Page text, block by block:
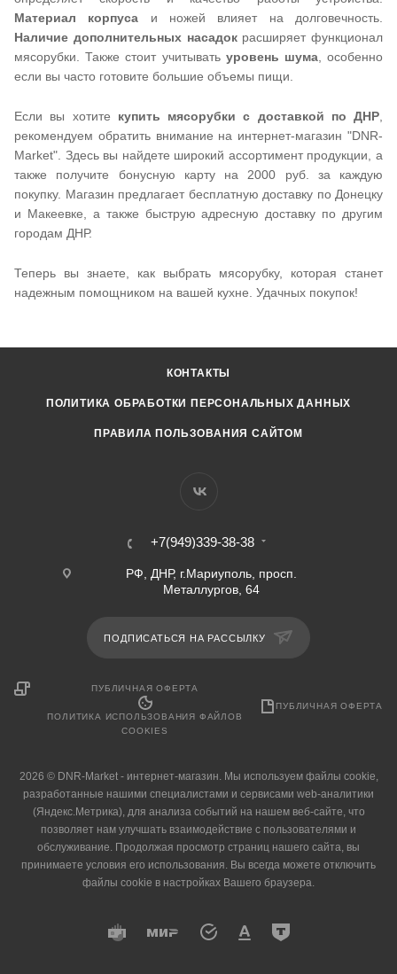
Материал корпуса и ножей влияет на долговечность.
Наличие дополнительных насадокрасширяет функционал
мясорубки. Также стоит учитывать уровень шума, особенно
если вы часто готовите большие объемы пищи.
Если вы хотите купить мясорубки с доставкой по ДНР
рекомендуем обратить внимание на интернет-магазин "DNR-
Market". Здесь вы найдете широкий ассортимент продукции, а
также получите бонусную карту на 2000 руб. за каждую
покупку. Магазин предлагает бесплатную доставку по Донецку
и Макеевке, а также быструю адресную доставку по другим
городам ДНР.
Теперь вы знаете, как выбрать мясорубку, которая станет
надежным помощником на вашей кухне. Удачных покупок!
КОНТАКТЫ
ПОЛИТИКА ОБРАБОТКИ ПЕРСОНАЛЬНЫХ ДАННЫХ
ПРАВИЛА ПОЛЬЗОВАНИЯ САЙТОМ
+7(949)339-38-38
РФ, ДНР, г.Мариуполь, просп.
Металлургов, 64
ПОДПИСАТЬСЯ НА РАССЫЛКУ
ПУБЛИЧНАЯ ОФЕРТА
ПОЛИТИКА ИСПОЛЬЗОВАНИЯ ФАЙЛОВ
COOKIES
ПУБЛИЧНАЯ ОФЕРТА
2026 © DNR-Market - интернет-магазин. Мы используем файлы cookie,
разработанные нашими специалистами и сервисами web-аналитики
(Яндекс.Метрика), для анализа событий на нашем веб-сайте, что
позволяет нам улучшать взаимодействие с пользователями и
обслуживание. Продолжая просмотр страниц нашего сайта, вы
принимаете условия его использования. Вы всегда можете отключить
файлы cookie в настройках Вашего браузера.